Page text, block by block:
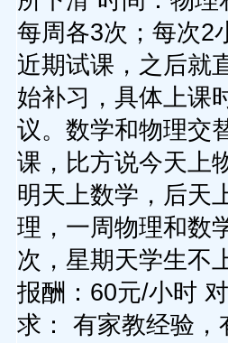
每周各3次；每次2
近期试课，之后就
始补习，具体上课
议。数学和物理交
课，比方说今天上
明天上数学，后天
理，一周物理和数
次，星期天学生不
报酬：60元/小时
求： 有家教经验，